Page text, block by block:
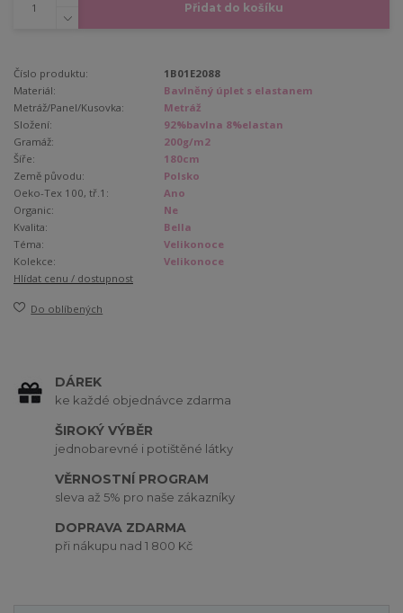
Přidat do košíku
Číslo produktu:
1B01E2088
Materiál:
Bavlněný úplet s elastanem
Metráž/Panel/Kusovka:
Metráž
Složení:
92%bavlna 8%elastan
Gramáž:
200g/m2
Šíře:
180cm
Země původu:
Polsko
Oeko-Tex 100, tř.1:
Ano
Organic:
Ne
Kvalita:
Bella
Téma:
Velikonoce
Kolekce:
Velikonoce
Hlídat cenu / dostupnost
Do oblíbených
DÁREK
ke každé objednávce zdarma
ŠIROKÝ VÝBĚR
jednobarevné i potištěné látky
VĚRNOSTNÍ PROGRAM
sleva až 5% pro naše zákazníky
DOPRAVA ZDARMA
při nákupu nad 1 800 Kč